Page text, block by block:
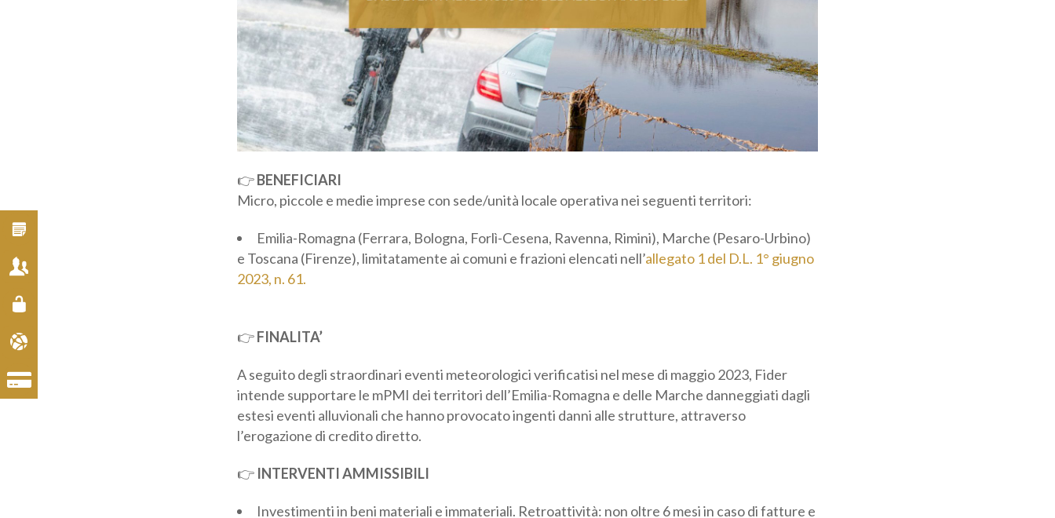
👉BENEFICIARI
Micro, piccole e medie imprese con sede/unità locale operativa nei seguenti territori:
Emilia-Romagna (Ferrara, Bologna, Forlì-Cesena, Ravenna, Rimini), Marche (Pesaro-
Urbino) e Toscana (Firenze), limitatamente ai comuni e frazioni elencati nell’allegato 1 del D.L.
1° giugno 2023, n. 61.
👉FINALITA’
A seguito degli straordinari eventi meteorologici verificatisi nel mese di maggio 2023, Fider
intende supportare le mPMI dei territori dell’Emilia-Romagna e delle Marche danneggiati dagli
estesi eventi alluvionali che hanno provocato ingenti danni alle strutture, attraverso
l’erogazione di credito diretto.
👉 INTERVENTI AMMISSIBILI
Investimenti in beni materiali e immateriali. Retroattività: non oltre 6 mesi in caso di fatture
Categoria professionale *
Autorizzo il trattamento dei miei dati personali *
ai sensi del D.Lgs. 196/2003 e del Regolamento (UE) 2016/679 GDPR
Informativa sulla Privacy